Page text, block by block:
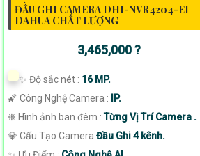
ĐẦU GHI CAMERA DHI-NVR4204-EI
DAHUA CHẤT LƯỢNG
3,465,000 ?
✨ Độ sắc nét : 16 MP.
🌠 Công Nghệ Camera : IP.
❈ Hình ảnh ban đêm :Từng Vị Trí Camera .
💎 Cấu Tạo Camera Đầu Ghi 4 kênh.